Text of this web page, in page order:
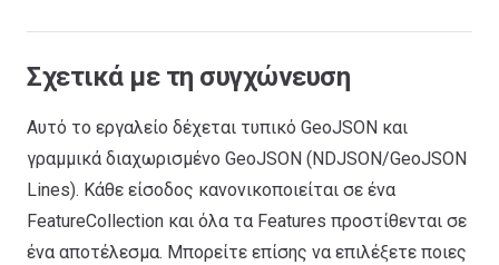
Σχετικά με τη συγχώνευση
Αυτό το εργαλείο δέχεται τυπικό GeoJSON και
γραμμικά διαχωρισμένο GeoJSON (NDJSON/GeoJSON
Lines). Κάθε είσοδος κανονικοποιείται σε ένα
FeatureCollection και όλα τα Features προστίθενται σε
ένα αποτέλεσμα. Μπορείτε επίσης να επιλέξετε ποιες